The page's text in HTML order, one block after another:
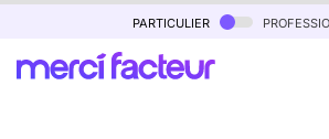
particulier